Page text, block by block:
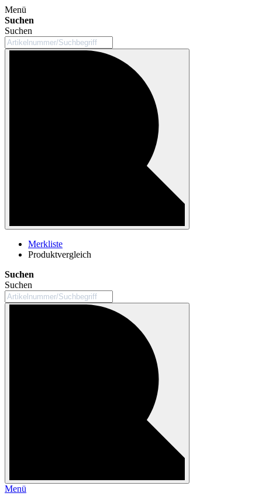
Menü
Suchen
Suchen
Merkliste
Produktvergleich
Suchen
Suchen
Menü